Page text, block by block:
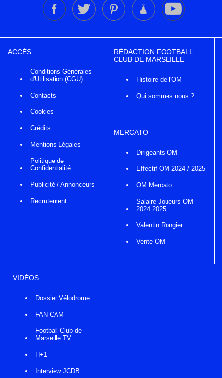
ACCÈS
Conditions Générales
d'Utilisation (CGU)
Contacts
Cookies
Crédits
Mentions Légales
Politique de
Confidentialité
Publicité / Annonceurs
Recrutement
RÉDACTION FOOTBALL
CLUB DE MARSEILLE
Histoire de l'OM
Qui sommes nous ?
MERCATO
Dirigeants OM
Effectif OM 2024 / 2025
OM Mercato
Salaire Joueurs OM
2024 2025
Valentin Rongier
Vente OM
VIDÉOS
Dossier Vélodrome
FAN CAM
Football Club de
Marseille TV
H+1
Interview JCDB